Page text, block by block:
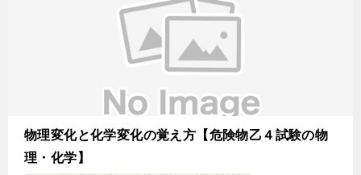
物理変化と化学変化の覚え方【危険物乙４試験の物
理・化学】